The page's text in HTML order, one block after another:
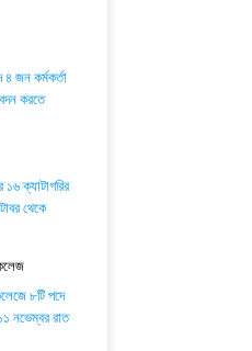
৪ জন কর্মকর্তা
করতে
১৬ ক্যাটাগরির
থেকে
৮টি পদে
নভেম্বর রাত